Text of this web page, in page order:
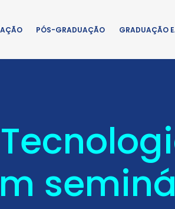
PÓS-GRADUAÇÃO GRADUAÇÃO